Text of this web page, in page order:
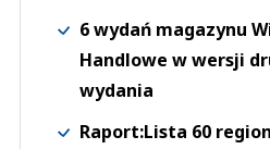
6 wydań magazynu
Handlowe w wersji
wydania
Raport:Lista 60